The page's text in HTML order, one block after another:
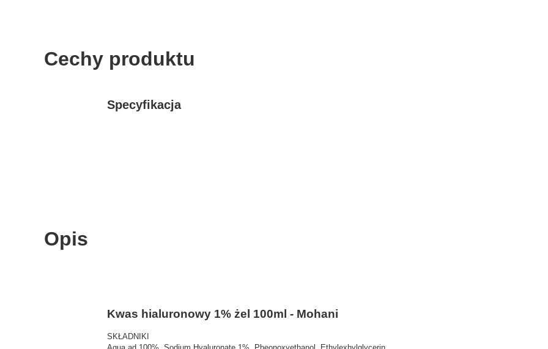
Cechy produktu
Specyfikacja
Opis
Kwas hialuronowy 1% żel 100ml - Mohani
SKŁADNIKI